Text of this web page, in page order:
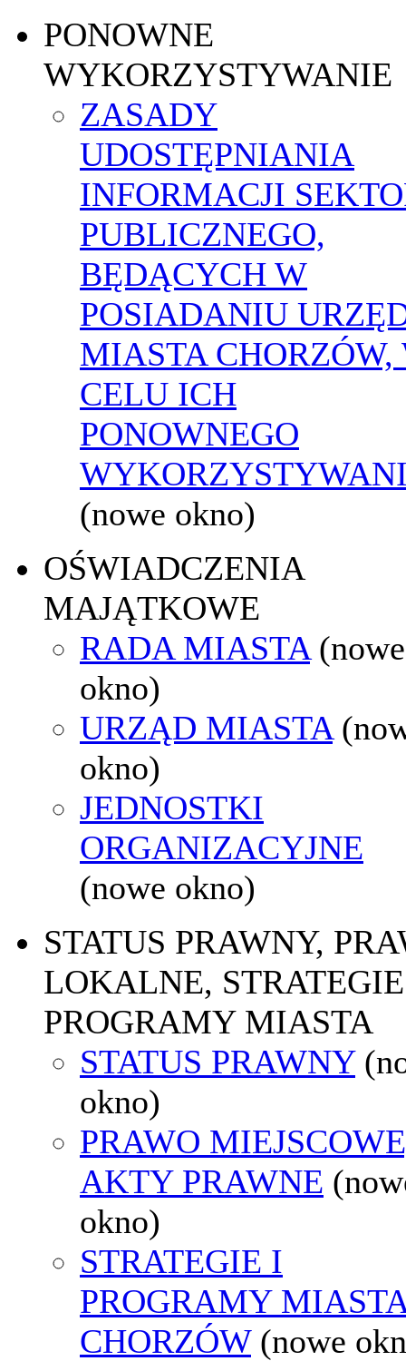
PONOWNE
WYKORZYSTYWANIE
ZASADY
UDOSTĘPNIANIA
INFORMACJI
PUBLICZNEGO,
BĘDĄCYCH W
POSIADANIU
MIASTA CHORZÓW,
CELU ICH
PONOWNEGO
(nowe okno)
OŚWIADCZENIA
MAJĄTKOWE
RADA MIASTA (nowe
okno)
URZĄD MIASTA
okno)
JEDNOSTKI
ORGANIZACYJNE
(nowe okno)
STATUS PRAWNY,
LOKALNE,
PROGRAMY MIASTA
STATUS PRAWNY
okno)
PRAWO
AKTY PRAWNE
okno)
STRATEGIE I
PROGRAMY
CHORZÓW (nowe